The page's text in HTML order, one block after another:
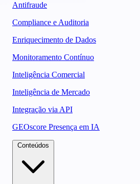
Antifraude
Compliance e Auditoria
Enriquecimento de Dados
Monitoramento Contínuo
Inteligência Comercial
Inteligência de Mercado
Integração via API
GEOscore Presença em IA